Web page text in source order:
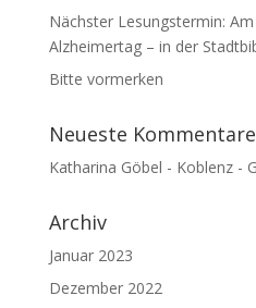
Nächster Lesungstermin:
Alzheimertag – in der
Bitte vormerken
Neueste Kommentare
Katharina Göbel - Koblenz -
Archiv
Januar 2023
Dezember 2022